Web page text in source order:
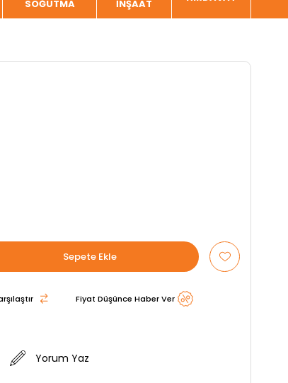
SOĞUTMA
İNŞAAT
Fiyat Düşünce Haber Ver
Yorum Yaz